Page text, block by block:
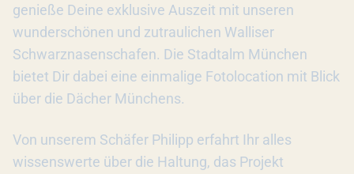
genieße Deine exklusive Auszeit mit unseren
wunderschönen und zutraulichen Walliser
Schwarznasenschafen. Die Stadtalm München
bietet Dir dabei eine einmalige Fotolocation mit Blick
über die Dächer Münchens.
Von unserem Schäfer Philipp erfahrt Ihr alles
wissenswerte über die Haltung, das Projekt